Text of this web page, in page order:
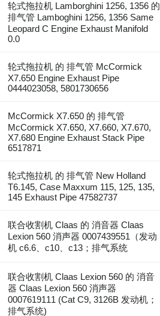
轮式拖拉机 Lamborghini 1256, 1356 的
排气管 Lamboghini 1256, 1356 Same
Leopard C Engine Exhaust Manifold
0.0
轮式拖拉机 的 排气管 McCormick
X7.650 Engine Exhaust Pipe
0444023058, 5801730656
McCormick X7.650 的 排气管
McCormick X7.650, X7.660, X7.670,
X7.680 Engine Exhaust Stack Pipe
6517871
轮式拖拉机 的 排气管 New Holland
T6.145, Case Maxxum 115, 125, 135,
145 Exhaust Pipe 47582737
联合收割机 Claas 的 消音器 Claas
Lexion 560 消声器 0007439551（发动
机 c6.6、c10、c13；排气系统
联合收割机 Claas Lexion 560 的 消音
器 Claas Lexion 560 消声器
0007619111 (Cat C9, 3126B 发动机；
排气系统)